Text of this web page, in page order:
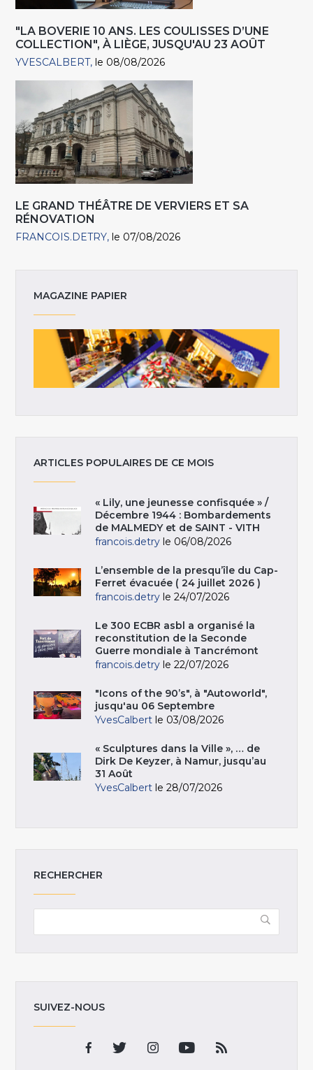
"LA BOVERIE 10 ANS. LES COULISSES D’UNE
COLLECTION", À LIÈGE, JUSQU'AU 23 AOÛT
YVESCALBERT le 08/08/2026
LE GRAND THÉÂTRE DE VERVIERS ET SA
RÉNOVATION
FRANCOIS.DETRY le 07/08/2026
MAGAZINE PAPIER
ARTICLES POPULAIRES DE CE MOIS
« Lily, une jeunesse confisquée » /
Décembre 1944 : Bombardements
de MALMEDY et de SAINT - VITH
francois.detry le 06/08/2026
L’ensemble de la presqu’île du Cap-
Ferret évacuée ( 24 juillet 2026 )
francois.detry le 24/07/2026
Le 300 ECBR asbl a organisé la
reconstitution de la Seconde
Guerre mondiale à Tancrémont
francois.detry le 22/07/2026
"Icons of the 90’s", à "Autoworld",
jusqu'au 06 Septembre
YvesCalbert le 03/08/2026
« Sculptures dans la Ville », … de
Dirk De Keyzer, à Namur, jusqu’au
31 Août
YvesCalbert le 28/07/2026
RECHERCHER
SUIVEZ-NOUS